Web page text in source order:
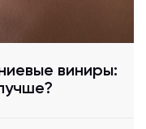
виниры: